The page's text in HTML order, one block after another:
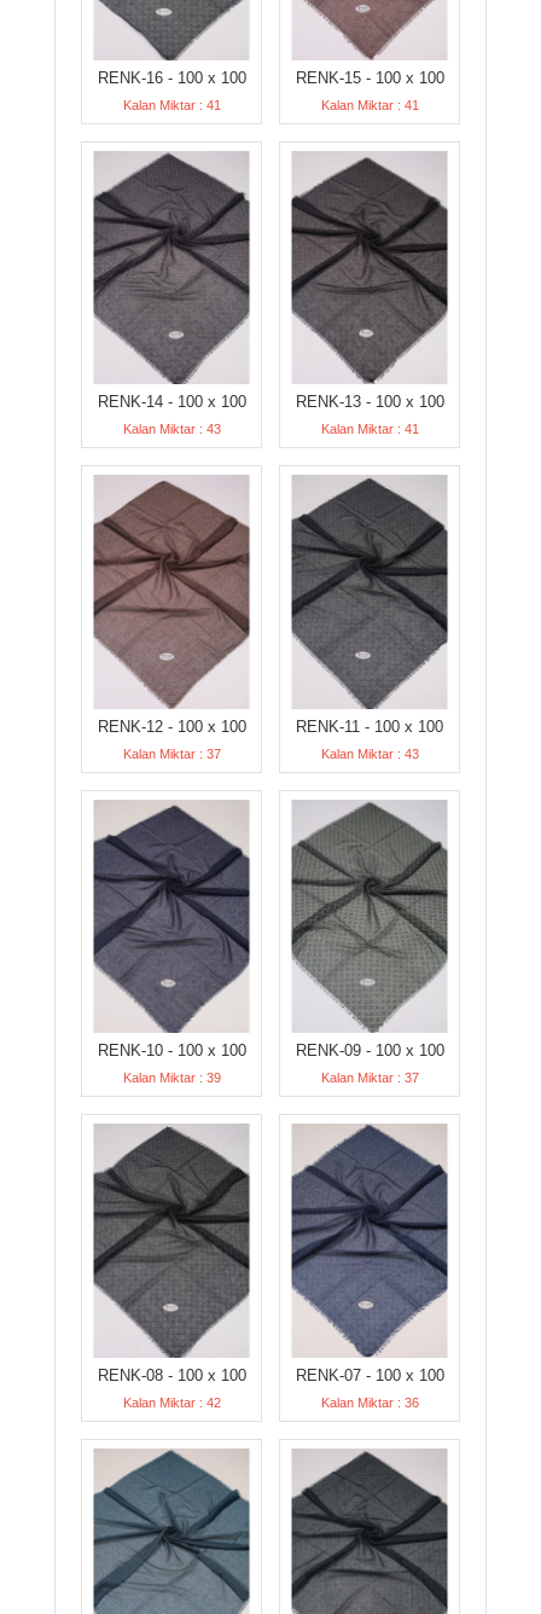
RENK-16 - 100 x 100
Kalan Miktar : 41
RENK-15 - 100 x 100
Kalan Miktar : 41
RENK-14 - 100 x 100
Kalan Miktar : 43
RENK-13 - 100 x 100
Kalan Miktar : 41
RENK-12 - 100 x 100
Kalan Miktar : 37
RENK-11 - 100 x 100
Kalan Miktar : 43
RENK-10 - 100 x 100
Kalan Miktar : 39
RENK-09 - 100 x 100
Kalan Miktar : 37
RENK-08 - 100 x 100
Kalan Miktar : 42
RENK-07 - 100 x 100
Kalan Miktar : 36